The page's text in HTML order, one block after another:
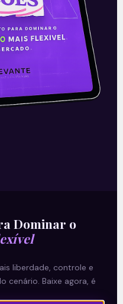
apresentada
um dividend
anualmente.
a tese de
da nossa
Com Isso’.
Dominar o
liberdade, controle e
cenário. Baixe agora, é